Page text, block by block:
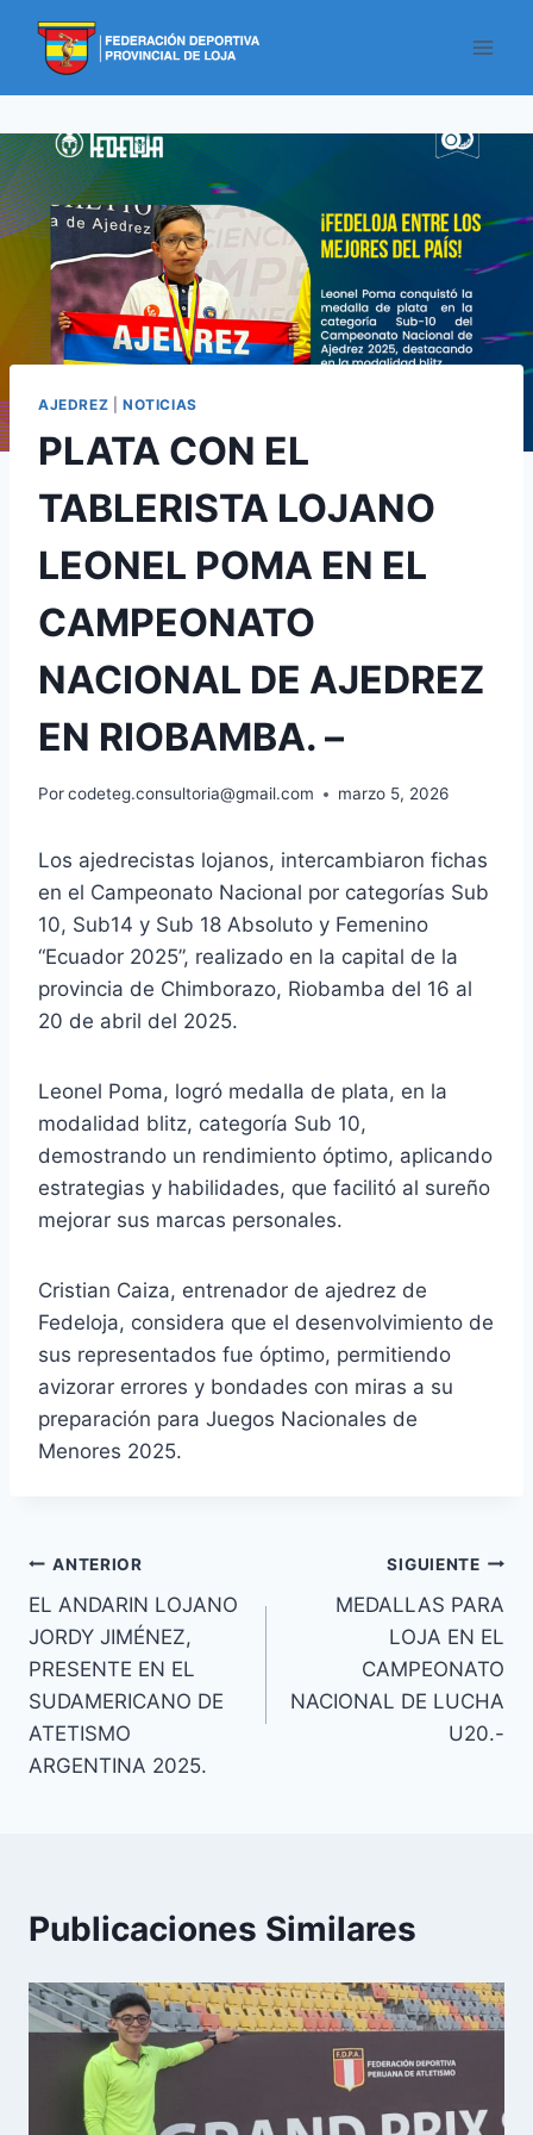
AJEDREZ NOTICIAS
PLATA CON EL
TABLERISTA LOJANO
LEONEL POMA EN EL
CAMPEONATO
NACIONAL DE AJEDREZ
EN RIOBAMBA. –
Porcodeteg.consultoria@gmail.com marzo 5, 2026
Los ajedrecistas lojanos, intercambiaron fichas
en el Campeonato Nacional por categorías Sub
10, Sub14 y Sub 18 Absoluto y Femenino
“Ecuador 2025”, realizado en la capital de la
provincia de Chimborazo, Riobamba del 16 al
20 de abril del 2025.
Leonel Poma, logró medalla de plata, en la
modalidad blitz, categoría Sub 10,
demostrando un rendimiento óptimo, aplicando
estrategias y habilidades, que facilitó al sureño
mejorar sus marcas personales.
Cristian Caiza, entrenador de ajedrez de
Fedeloja, considera que el desenvolvimiento de
sus representados fue óptimo, permitiendo
avizorar errores y bondades con miras a su
preparación para Juegos Nacionales de
Menores 2025.
ANTERIOR
EL ANDARIN LOJANO
JORDY JIMÉNEZ,
PRESENTE EN EL
SUDAMERICANO DE
ATETISMO
ARGENTINA 2025.
SIGUIENTE
MEDALLAS PARA
LOJA EN EL
CAMPEONATO
NACIONAL DE LUCHA
U20.-
Publicaciones Similares